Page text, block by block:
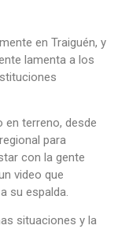
en Traiguén, y
lamenta a los
en terreno, desde
para
con la gente
video que
su espalda.
situaciones y la